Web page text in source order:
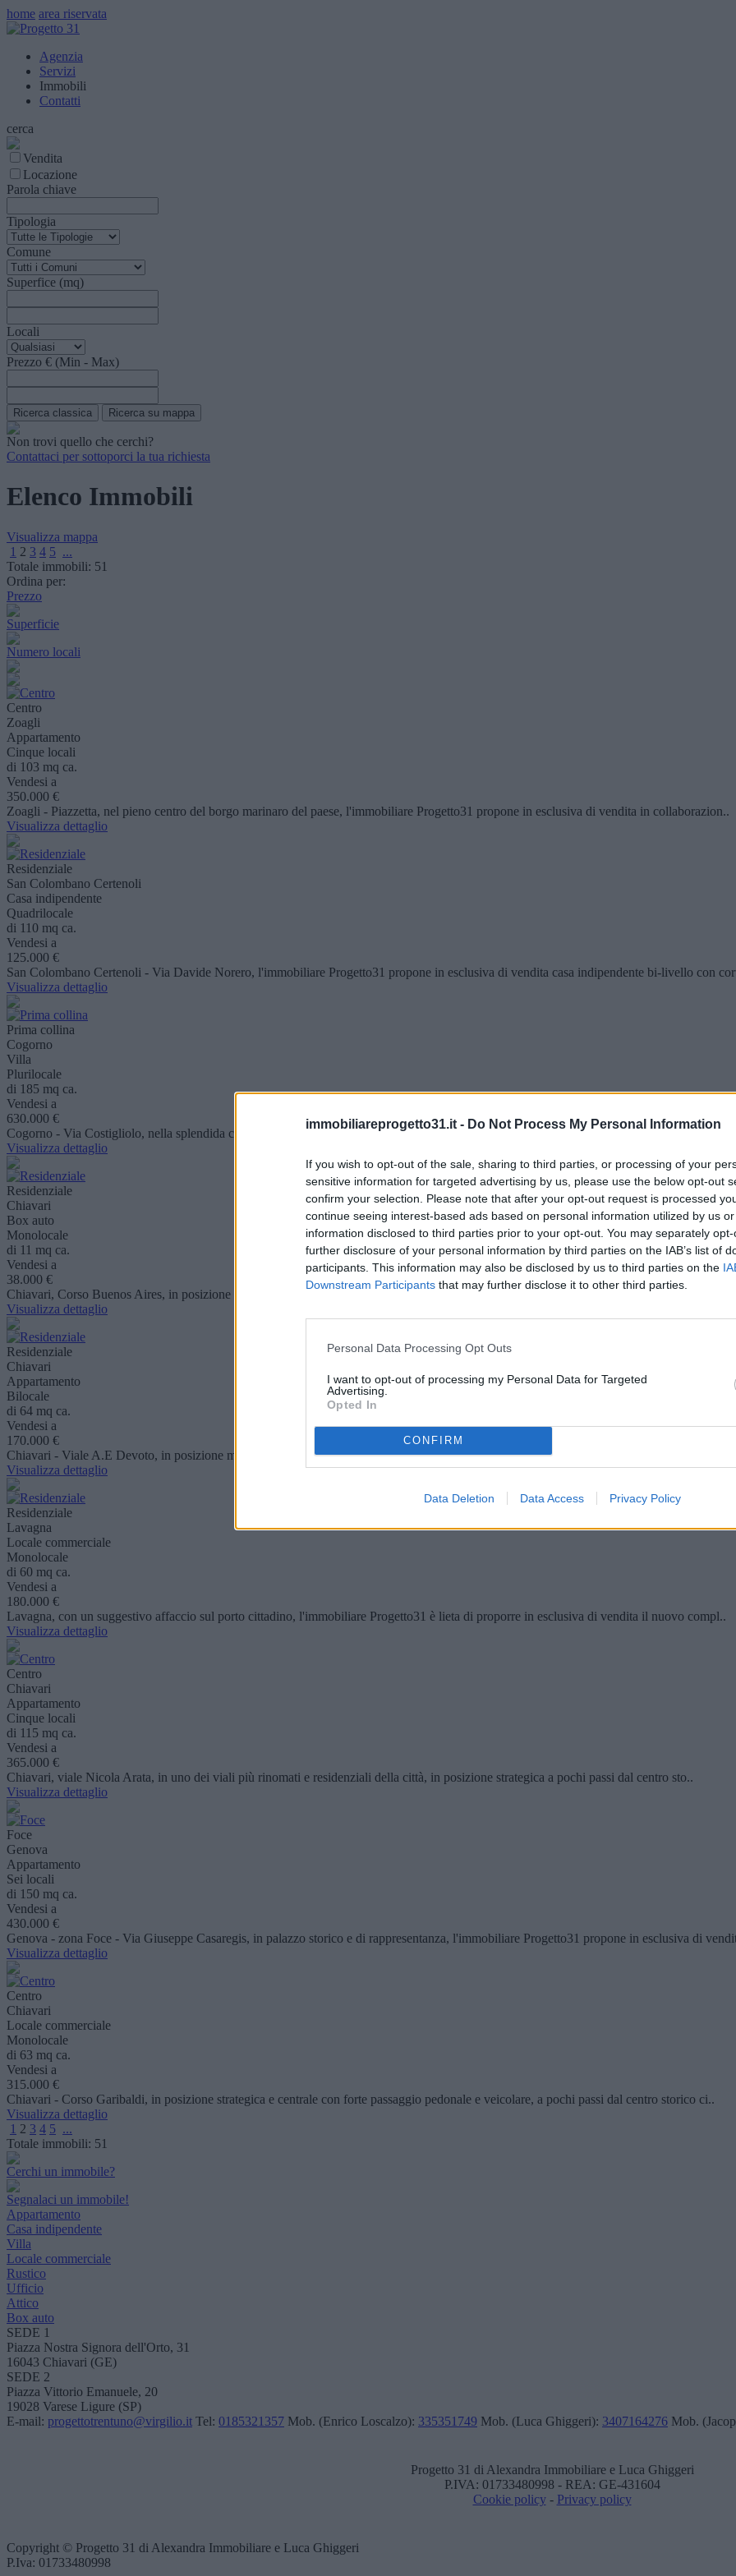
immobiliareprogetto31.it - Do Not Process My Personal Information
If you wish to opt-out of the sale, sharing to third parties, or processing of your
sensitive information for targeted advertising by us, please use the below opt-out
confirm your selection. Please note that after your opt-out request is processed
continue seeing interest-based ads based on personal information utilized by us
information disclosed to third parties prior to your opt-out. You may separately
further disclosure of your personal information by third parties on the IAB’s list of
participants. This information may also be disclosed by us to third parties on the
Downstream Participants that may further disclose it to other third parties.
Personal Data Processing Opt Outs
I want to opt-out of processing my Personal Data for Targeted
Advertising.
Opted In
CONFIRM
Data Deletion Data Access Privacy Policy
home area riservata
Agenzia
Servizi
Immobili
Contatti
cerca
Vendita
Locazione
Parola chiave
Tipologia
Comune
Superfice (mq)
Locali
Prezzo € (Min - Max)
Non trovi quello che cerchi?
Contattaci per sottoporci la tua richiesta
Elenco Immobili
Visualizza mappa
1 2 3 4 5 ...
Totale immobili: 51
Ordina per:
Prezzo
Superficie
Numero locali
Centro
Zoagli
Appartamento
Cinque locali
di 103 mq ca.
Vendesi a
350.000 €
Zoagli - Piazzetta, nel pieno centro del borgo marinaro del paese, l'immobiliare Progetto31 propone in esclusiva di vendita in collaborazion..
Visualizza dettaglio
Residenziale
San Colombano Certenoli
Casa indipendente
Quadrilocale
di 110 mq ca.
Vendesi a
125.000 €
San Colombano Certenoli - Via Davide Norero, l'immobiliare Progetto31 propone in esclusiva di vendita casa indipendente bi-livello con
Visualizza dettaglio
Prima collina
Cogorno
Villa
Plurilocale
di 185 mq ca.
Vendesi a
630.000 €
Cogorno - Via Costigliolo, nella splendida cornice della prima collina, immersa tra i caratteristici ulivi della Liguria, l'immobiliare Prog..
Visualizza dettaglio
Residenziale
Chiavari
Box auto
Monolocale
di 11 mq ca.
Vendesi a
38.000 €
Chiavari, Corso Buenos Aires, in posizione strategica e residenziale, poco distante dal centro storico cittadino e dal lungomare, l'immobili..
Visualizza dettaglio
Residenziale
Chiavari
Appartamento
Bilocale
di 64 mq ca.
Vendesi a
170.000 €
Chiavari - Viale A.E Devoto, in posizione molto tranquilla e residenziale poco distante dal centro storico cittadino, l'immobiliare Progetto..
Visualizza dettaglio
Residenziale
Lavagna
Locale commerciale
Monolocale
di 60 mq ca.
Vendesi a
180.000 €
Lavagna, con un suggestivo affaccio sul porto cittadino, l'immobiliare Progetto31 è lieta di proporre in esclusiva di vendita il nuovo compl..
Visualizza dettaglio
Centro
Chiavari
Appartamento
Cinque locali
di 115 mq ca.
Vendesi a
365.000 €
Chiavari, viale Nicola Arata, in uno dei viali più rinomati e residenziali della città, in posizione strategica a pochi passi dal centro sto..
Visualizza dettaglio
Foce
Genova
Appartamento
Sei locali
di 150 mq ca.
Vendesi a
430.000 €
Genova - zona Foce - Via Giuseppe Casaregis, in palazzo storico e di rappresentanza, l'immobiliare Progetto31 propone in esclusiva di
Visualizza dettaglio
Centro
Chiavari
Locale commerciale
Monolocale
di 63 mq ca.
Vendesi a
315.000 €
Chiavari - Corso Garibaldi, in posizione strategica e centrale con forte passaggio pedonale e veicolare, a pochi passi dal centro storico ci..
Visualizza dettaglio
1 2 3 4 5 ...
Totale immobili: 51
Cerchi un immobile?
Segnalaci un immobile!
Appartamento
Casa indipendente
Villa
Locale commerciale
Rustico
Ufficio
Attico
Box auto
SEDE 1
Piazza Nostra Signora dell'Orto, 31
16043 Chiavari (GE)
SEDE 2
Piazza Vittorio Emanuele, 20
19028 Varese Ligure (SP)
E-mail: progettotrentuno@virgilio.it Tel: 0185321357 Mob. (Enrico Loscalzo): 335351749 Mob. (Luca Ghiggeri): 3407164276 Mob.
Progetto 31 di Alexandra Immobiliare e Luca Ghiggeri
P.IVA: 01733480998 - REA: GE-431604
Cookie policy- Privacy policy
Copyright © Progetto 31 di Alexandra Immobiliare e Luca Ghiggeri
P.Iva: 01733480998